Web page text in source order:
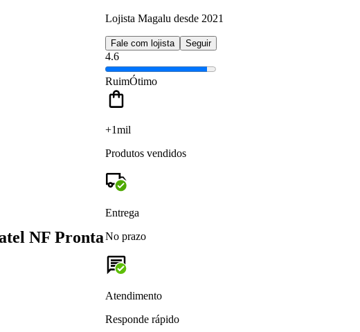
NF Pronta
Lojista Magalu desde 2021
Fale com lojista Seguir
4.6
RuimÓtimo
+1mil
Produtos vendidos
Entrega
No prazo
Atendimento
Responde rápido